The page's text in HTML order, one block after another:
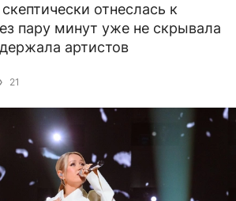
отнеслась к
пару минут уже не скрывала
артистов
21